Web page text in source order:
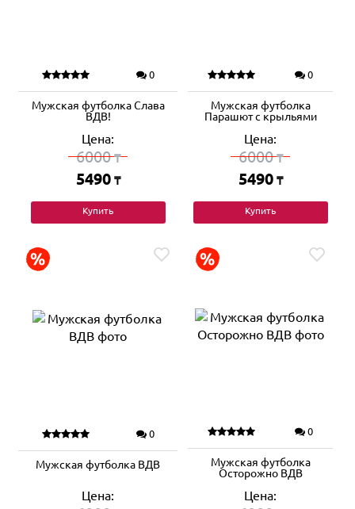
0
Мужская футболка Слава
ВДВ!
Цена:
6000₸
5490 ₸
Купить
0
Мужская футболка
Парашют с крыльями
Цена:
6000₸
5490 ₸
Купить
0
Мужская футболка ВДВ
Цена:
0
Мужская футболка
Осторожно ВДВ
Цена: